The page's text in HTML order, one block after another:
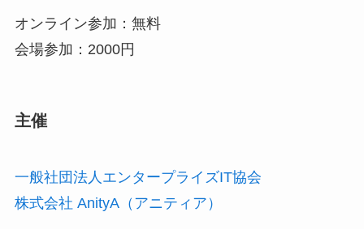
オンライン参加：無料
会場参加：2000円
主催
一般社団法人エンタープライズIT協会
株式会社 AnityA（アニティア）